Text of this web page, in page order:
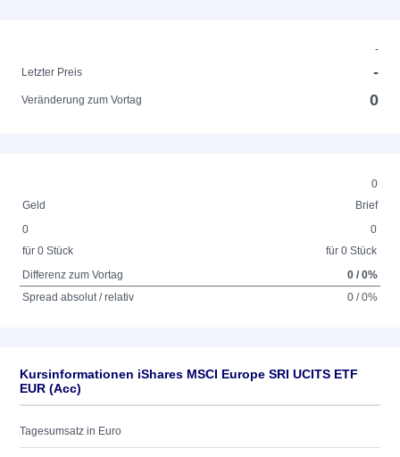
-
Letzter Preis
-
Veränderung zum Vortag 0
0
Geld
Brief
0
für 0 Stück
0
für 0 Stück
Differenz zum Vortag
0 / 0%
Spread absolut / relativ
0 / 0%
Kursinformationen iShares MSCI Europe SRI UCITS ETF
EUR (Acc)
Tagesumsatz in Euro